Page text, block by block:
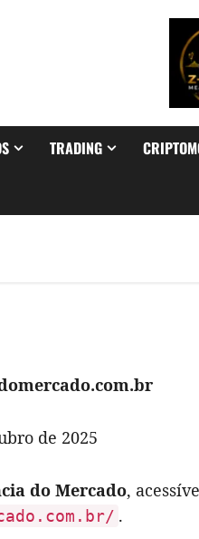
TRADING
de 2025
do Mercado,
.